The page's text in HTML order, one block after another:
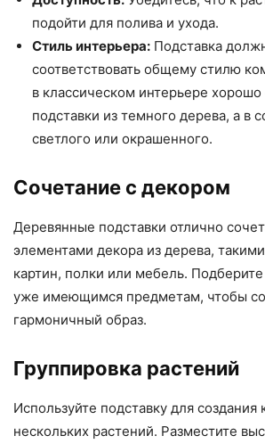
подойти для полива и ухода.
Стиль интерьера: Подставка
соответствовать общему стилю
в классическом интерьере хорошо
подставки из темного дерева, а в
светлого или окрашенного.
Сочетание с декором
Деревянные подставки отлично
элементами декора из дерева,
картин, полки или мебель. Подберите
уже имеющимся предметам, чтобы
гармоничный образ.
Группировка растений
Используйте подставку для создания
нескольких растений. Разместите